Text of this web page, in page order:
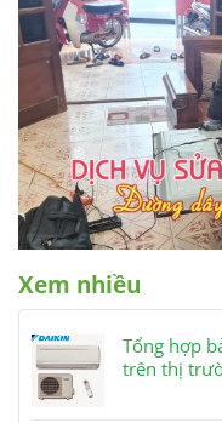
Xem nhiều
Tổng hợp
trên thị